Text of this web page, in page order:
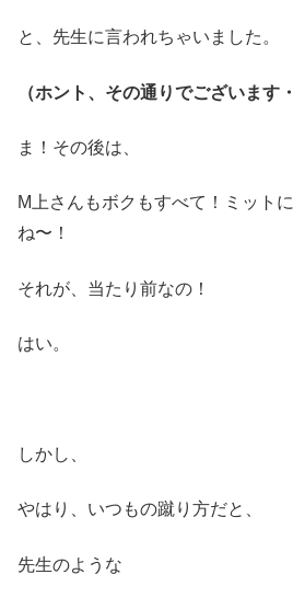
と、先生に言われちゃいました。
（ホント、その通りでございます
ま！その後は、
M上さんもボクもすべて！ミット
ね〜！
それが、当たり前なの！
はい。
しかし、
やはり、いつもの蹴り方だと、
先生のような